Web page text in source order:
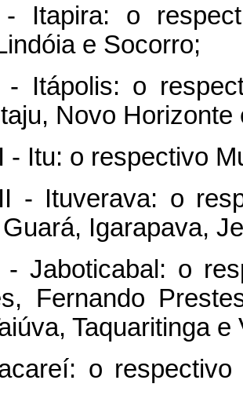
- Itapira: o
e Socorro;
- Itápolis: o
Novo Horizonte
- Itu: o respectivo
- Ituverava: o
Igarapava,
- Jaboticabal: o
Fernando
Taquaritinga
o